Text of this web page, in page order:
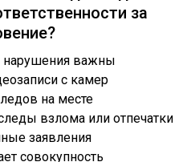
за
нарушения важны
с камер
на месте
взлома или отпечатки
заявления
совокупность